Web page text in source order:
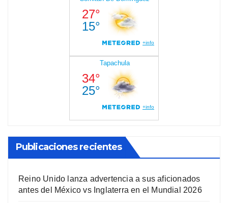
Publicaciones recientes
Reino Unido lanza advertencia a sus aficionados
antes del México vs Inglaterra en el Mundial 2026